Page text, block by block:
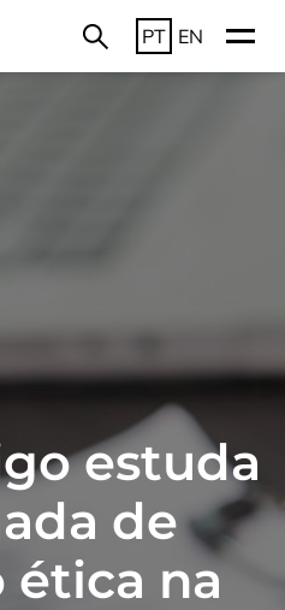
PT EN
estuda
de
ética na